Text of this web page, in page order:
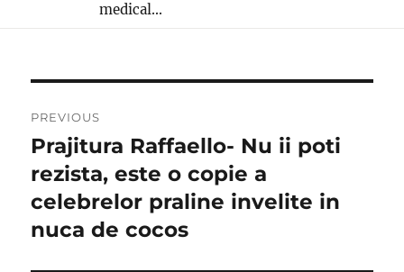
medical...
navigation
PREVIOUS
Previous
post:
Prajitura Raffaello- Nu ii poti
rezista, este o copie a
celebrelor praline invelite in
nuca de cocos